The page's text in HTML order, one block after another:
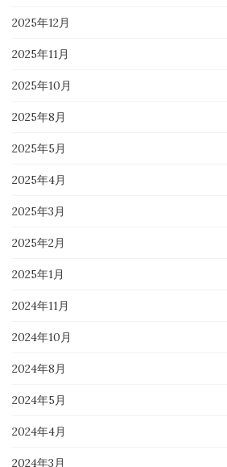
2025年12月
2025年11月
2025年10月
2025年8月
2025年5月
2025年4月
2025年3月
2025年2月
2025年1月
2024年11月
2024年10月
2024年8月
2024年5月
2024年4月
2024年3月